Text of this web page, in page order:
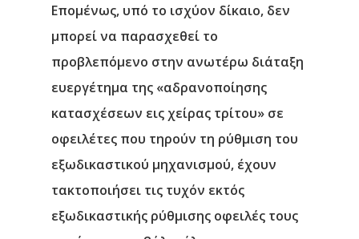
Επομένως, υπό το ισχύον δίκαιο, δεν
μπορεί να παρασχεθεί το
προβλεπόμενο στην ανωτέρω διάταξη
ευεργέτημα της «αδρανοποίησης
κατασχέσεων εις χείρας τρίτου» σε
οφειλέτες που τηρούν τη ρύθμιση του
εξωδικαστικού μηχανισμού, έχουν
τακτοποιήσει τις τυχόν εκτός
εξωδικαστικής ρύθμισης οφειλές τους
Αρχική
Υπηρεσίες
Νέα